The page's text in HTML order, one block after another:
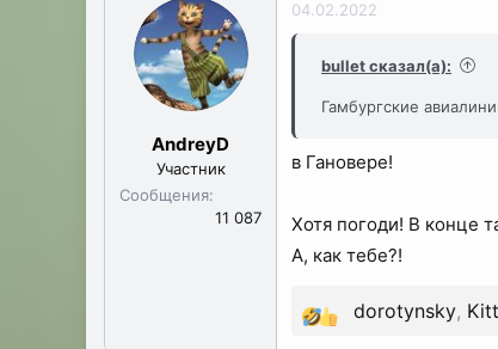
AndreyD
Участник
Сообщения
11 087
04.02.2022
bullet сказал(а):
Гамбургские
в Гановере!
Хотя погоди! В конце
А, как тебе?!
Р
dorotynsky,